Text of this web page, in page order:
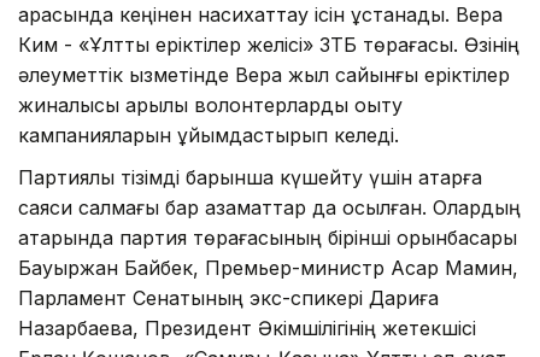
арасында кеңінен насихаттау ісін ұстанады. Вера
Ким - «Ұлттық еріктілер желісі» ЗТБ төрағасы. Өзінің
әлеуметтік қызметінде Вера жыл сайынғы еріктілер
жиналысы арқылы волонтерларды оқыту
кампанияларын ұйымдастырып келеді.
Партиялық тізімді барынша күшейту үшін қатарға
саяси салмағы бар азаматтар да қосылған. Олардың
қатарында партия төрағасының бірінші орынбасары
Бауыржан Байбек, Премьер-министр Асқар Мамин,
Парламент Сенатының экс-спикері Дариға
Назарбаева, Президент Әкімшілігінің жетекшісі